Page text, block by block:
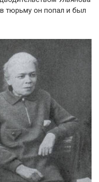
тюрьму он попал и был